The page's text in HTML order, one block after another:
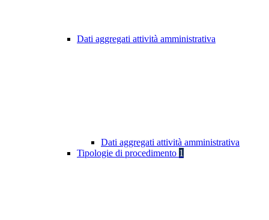
Dati aggregati attività amministrativa
Dati aggregati attività amministrativa
Tipologie di procedimento 1